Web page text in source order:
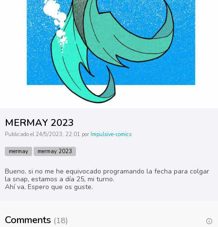
MERMAY 2023
Publicado el 24/5/2023, 22:01 por Impulsive-comics
mermay mermay 2023
Bueno, si no me he equivocado programando la fecha para colgar
la snap, estamos a día 25, mi turno.
Ahí va, Espero que os guste.
Comments (18)